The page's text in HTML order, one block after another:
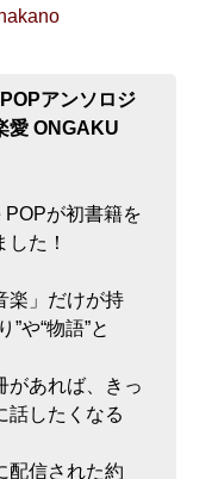
アンソロジ
愛 ONGAKU
POPが初書籍を
した！
楽」だけが持
”や“物語”と
があれば、きっ
話したくなる
配信された約